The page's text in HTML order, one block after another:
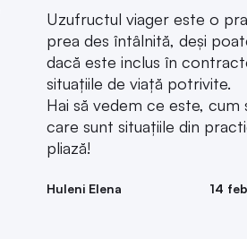
Uzufructul viager este o
prea des întâlnită, deși
dacă este inclus în
situațiile de viață potrivite.
Hai să vedem ce este, cum
care sunt situațiile din
pliază!
Huleni Elena 14